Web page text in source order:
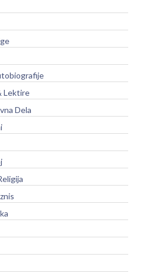
Lektire
Dela